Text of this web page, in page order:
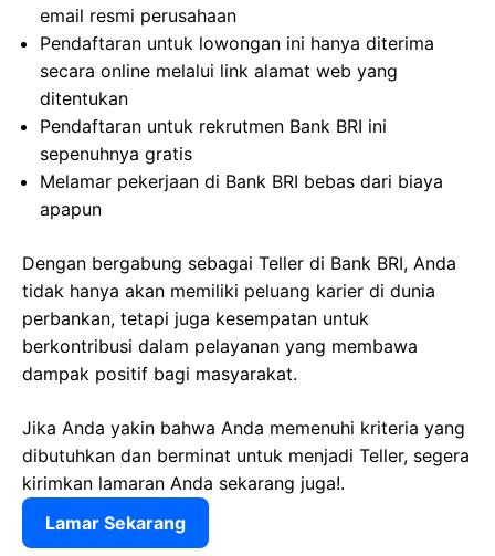
email resmi perusahaan
Pendaftaran untuk lowongan ini hanya diterima
secara online melalui link alamat web yang
ditentukan
Pendaftaran untuk rekrutmen Bank BRI ini
sepenuhnya gratis
Melamar pekerjaan di Bank BRI bebas dari biaya
apapun
Dengan bergabung sebagai Teller di Bank BRI, Anda
tidak hanya akan memiliki peluang karier di dunia
perbankan, tetapi juga kesempatan untuk
berkontribusi dalam pelayanan yang membawa
dampak positif bagi masyarakat.
Jika Anda yakin bahwa Anda memenuhi kriteria yang
dibutuhkan dan berminat untuk menjadi Teller, segera
kirimkan lamaran Anda sekarang juga!.
Lamar Sekarang